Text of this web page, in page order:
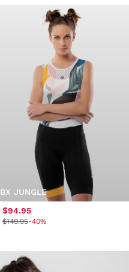
BX JUNGLE
$94.95
$149.95-40%